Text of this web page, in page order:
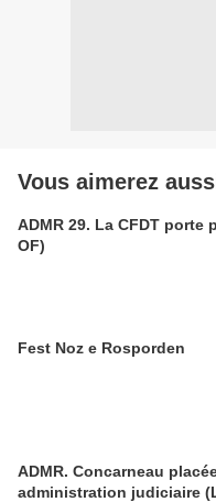
Vous aimerez
ADMR 29. La CFDT porte
OF)
Fest Noz e Rosporden
ADMR. Concarneau
administration judiciaire